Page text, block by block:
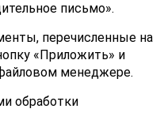
письмо».
перечисленные на
«Приложить» и
менеджере.
обработки